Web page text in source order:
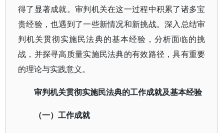
得了显著成就。审判机关在这一过程中积累了诸多宝
贵经验，也遇到了一些新情况和新挑战。深入总结审
判机关贯彻实施民法典的基本经验，分析面临的挑
战，并探寻高质量实施民法典的有效路径，具有重要
的理论与实践意义。
审判机关贯彻实施民法典的工作成就及基本经验
（一）工作成就